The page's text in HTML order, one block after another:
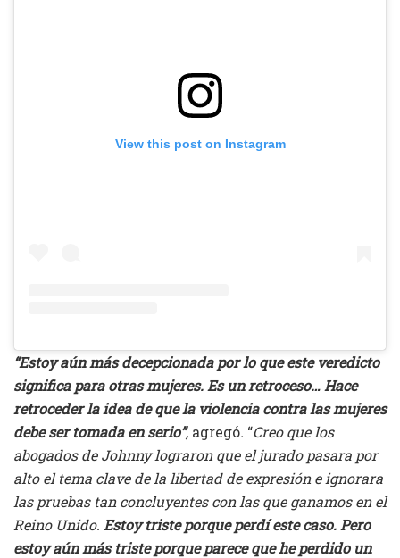
View this post on Instagram
“Estoy aún más decepcionada por lo que este veredicto
significa para otras mujeres. Es un retroceso… Hace
retroceder la idea de que la violencia contra las mujeres
debe ser tomada en serio”, agregó. “Creo que los
abogados de Johnny lograron que el jurado pasara por
alto el tema clave de la libertad de expresión e ignorara
las pruebas tan concluyentes con las que ganamos en el
Reino Unido. Estoy triste porque perdí este caso. Pero
estoy aún más triste porque parece que he perdido un